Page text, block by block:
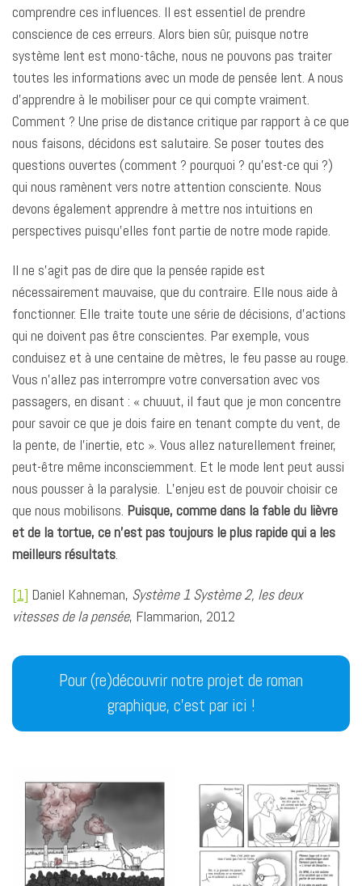
comprendre ces influences. Il est essentiel de prendre
conscience de ces erreurs. Alors bien sûr, puisque notre
système lent est mono-tâche, nous ne pouvons pas traiter
toutes les informations avec un mode de pensée lent. A nous
d’apprendre à le mobiliser pour ce qui compte vraiment.
Comment ? Une prise de distance critique par rapport à ce que
nous faisons, décidons est salutaire. Se poser toutes des
questions ouvertes (comment ? pourquoi ? qu’est-ce qui ?)
qui nous ramènent vers notre attention consciente. Nous
devons également apprendre à mettre nos intuitions en
perspectives puisqu’elles font partie de notre mode rapide.
Il ne s’agit pas de dire que la pensée rapide est
nécessairement mauvaise, que du contraire. Elle nous aide à
fonctionner. Elle traite toute une série de décisions, d’actions
qui ne doivent pas être conscientes. Par exemple, vous
conduisez et à une centaine de mètres, le feu passe au rouge.
Vous n’allez pas interrompre votre conversation avec vos
passagers, en disant : « chuuut, il faut que je mon concentre
pour savoir ce que je dois faire en tenant compte du vent, de
la pente, de l’inertie, etc ». Vous allez naturellement freiner,
peut-être même inconsciemment. Et le mode lent peut aussi
nous pousser à la paralysie. L’enjeu est de pouvoir choisir ce
que nous mobilisons. Puisque, comme dans la fable du lièvre
et de la tortue, ce n’est pas toujours le plus rapide qui a les
meilleurs résultats.
[1] Daniel Kahneman, Système 1 Système 2, les deux
vitesses de la pensée, Flammarion, 2012
Pour (re)découvrir notre projet de roman
graphique, c’est par ici !